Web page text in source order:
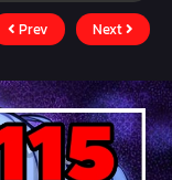
Prev Next